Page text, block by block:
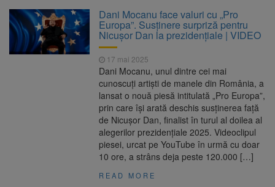
Piața Star din Brașov au fost demolate
7 august 2026
Platforma Belvedere de pe
Tâmpa intră în renovare. Contract de peste 1
milion de lei și termen de trei luni
Unul dintre cele mai mari
parcuri ale Brașovului va fi amenajat în
Bartolomeu-Avantgarden. Contractul a fost
Trafic blocat pe DN1E Brașov
– Poiana Brașov după un accident. Două
persoane primesc îngrijiri medicale
Dani Mocanu face valuri cu „Pro
Europa”. Susținere surpriză pentru
Nicușor Dan la prezidențiale | VIDEO
17 mai 2025
Dani Mocanu, unul dintre cei mai
cunoscuți artiști de manele din România, a
lansat o nouă piesă intitulată „Pro Europa”,
prin care își arată deschis susținerea față
de Nicușor Dan, finalist în turul al doilea al
alegerilor prezidențiale 2025. Videoclipul
piesei, urcat pe YouTube în urmă cu doar
10 ore, a strâns deja peste 120.000 […]
READ MORE